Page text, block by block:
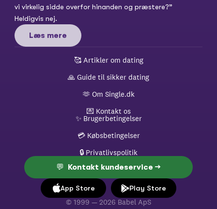
vi virkelig sidde overfor hinanden og præstere?”
Heldigvis nej.
Læs mere
🥰 Artikler om dating
🙏 Guide til sikker dating
🫶 Om Single.dk
💌 Kontakt os
✨ Brugerbetingelser
💳 Købsbetingelser
🔒 Privatlivspolitik
💬  Kontakt kundeservice →
App Store Play Store
© 1999 — 2026 Babel ApS